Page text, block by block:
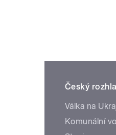
Český
Válka na
Komunální